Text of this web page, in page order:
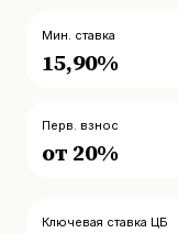
Мин. ставка
15,90%
Перв. взнос
от 20%
Ключевая ставка ЦБ